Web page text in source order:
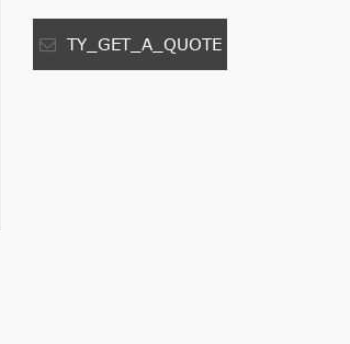
TY_GET_A_QUOTE